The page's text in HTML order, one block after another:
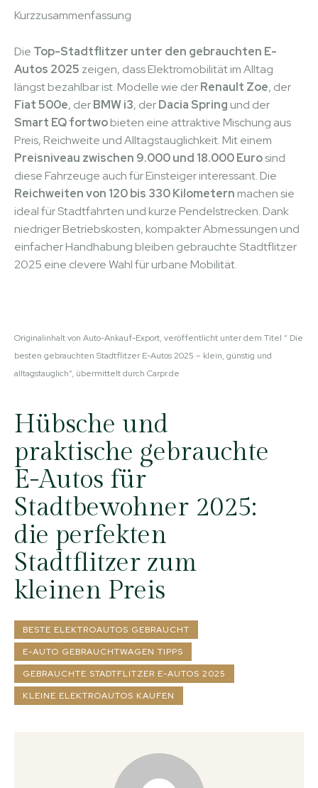
Kurzzusammenfassung
Die Top-Stadtflitzer unter den gebrauchten E-
Autos 2025 zeigen, dass Elektromobilität im Alltag
längst bezahlbar ist. Modelle wie derRenault Zoe, der
Fiat 500e, derBMW i3, derDacia Spring und der
Smart EQ fortwobieten eine attraktive Mischung aus
Preis, Reichweite und Alltagstauglichkeit. Mit einem
Preisniveau zwischen 9.000 und 18.000 Eurosind
diese Fahrzeuge auch für Einsteiger interessant. Die
Reichweiten von 120 bis 330 Kilometern machen sie
ideal für Stadtfahrten und kurze Pendelstrecken. Dank
niedriger Betriebskosten, kompakter Abmessungen und
einfacher Handhabung bleiben gebrauchte Stadtflitzer
2025 eine clevere Wahl für urbane Mobilität.
Originalinhalt von Auto-Ankauf-Export, veröffentlicht unter dem Titel “ Die
besten gebrauchten Stadtflitzer E-Autos 2025 – klein, günstig und
alltagstauglich“, übermittelt durch Carpr.de
Hübsche und
praktische gebrauchte
E-Autos für
Stadtbewohner 2025:
die perfekten
Stadtflitzer zum
kleinen Preis
BESTE ELEKTROAUTOS GEBRAUCHT
E-AUTO GEBRAUCHTWAGEN TIPPS
GEBRAUCHTE STADTFLITZER E-AUTOS 2025
KLEINE ELEKTROAUTOS KAUFEN